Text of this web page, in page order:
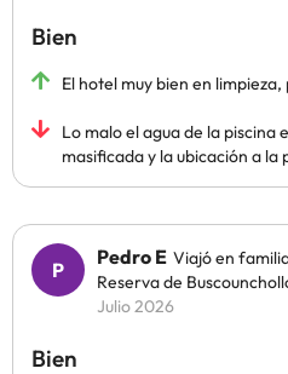
Bien
El hotel muy bien en
Lo malo el agua de la piscina
masificada y la ubicación a la
Pedro E Viajó en
Reserva de
Julio 2026
Bien